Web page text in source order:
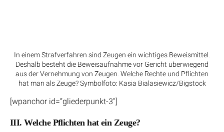
In einem Strafverfahren sind Zeugen ein wichtiges Beweismittel.
Deshalb besteht die Beweisaufnahme vor Gericht überwiegend
aus der Vernehmung von Zeugen. Welche Rechte und Pflichten
hat man als Zeuge? Symbolfoto: Kasia Bialasiewicz/Bigstock
[wpanchor id=“gliederpunkt-3″]
III. Welche Pflichten hat ein Zeuge?